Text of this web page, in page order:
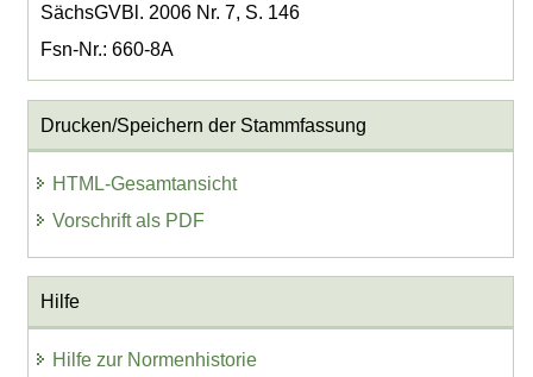
SächsGVBl. 2006 Nr. 7, S. 146
Fsn-Nr.: 660-8A
Drucken/Speichern der Stammfassung
HTML-Gesamtansicht
Vorschrift als PDF
Hilfe
Hilfe zur Normenhistorie